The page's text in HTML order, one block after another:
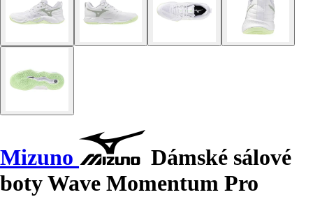
Mizuno
Dámské sálové
boty Wave Momentum Pro